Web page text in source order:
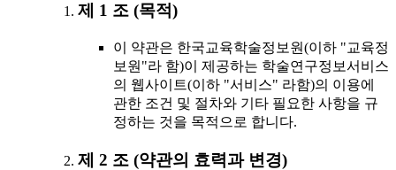
제 1 조 (목적)
이 약관은 한국교육학술정보원(이하 "교육정
보원"라 함)이 제공하는 학술연구정보서비스
의 웹사이트(이하 "서비스" 라함)의 이용에
관한 조건 및 절차와 기타 필요한 사항을 규
정하는 것을 목적으로 합니다.
제 2 조 (약관의 효력과 변경)